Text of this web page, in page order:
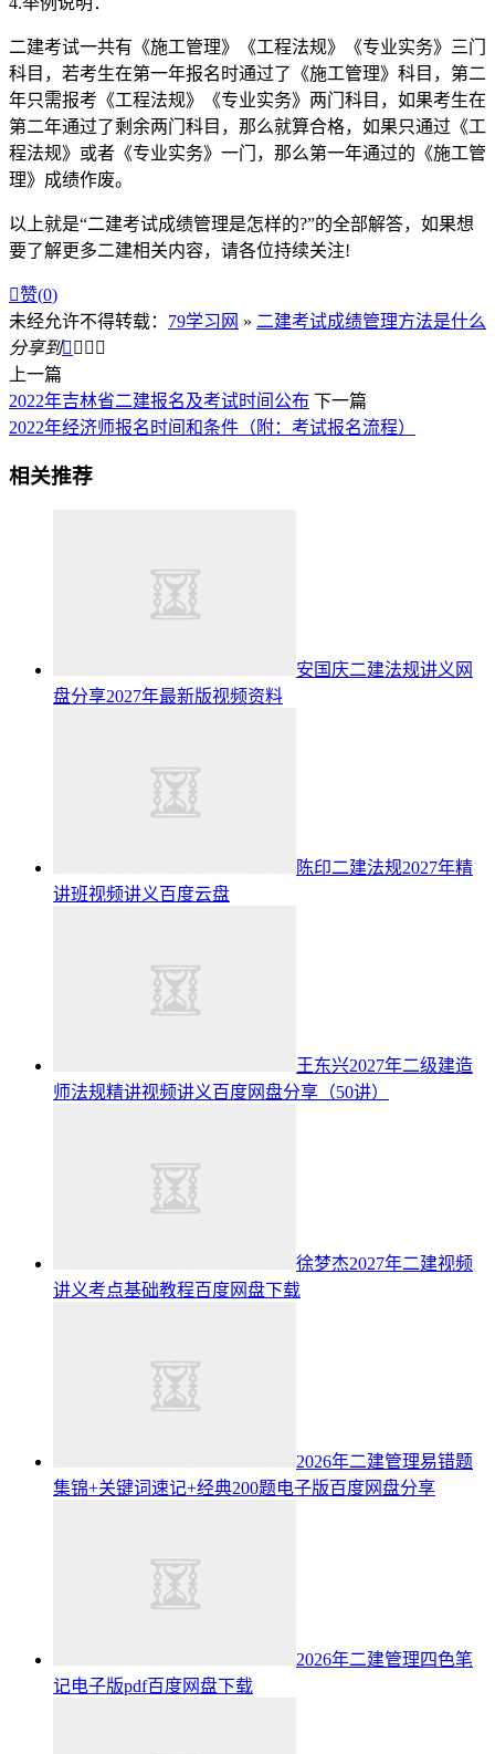
二建考试一共有《施工管理》《工程法规》《专业实务》三门
科目，若考生在第一年报名时通过了《施工管理》科目，第二
年只需报考《工程法规》《专业实务》两门科目，如果考生在
第二年通过了剩余两门科目，那么就算合格，如果只通过《工
程法规》或者《专业实务》一门，那么第一年通过的《施工管
理》成绩作废。
以上就是“二建考试成绩管理是怎样的?”的全部解答，如果想
要了解更多二建相关内容，请各位持续关注!
赞(0)
未经允许不得转载： 79学习网 » 二建考试成绩管理方法是什么
分享到   
上一篇
2022年吉林省二建报名及考试时间公布 下一篇
2022年经济师报名时间和条件（附：考试报名流程）
相关推荐
安国庆二建法规讲义网
盘分享2027年最新版视频资料
陈印二建法规2027年精
讲班视频讲义百度云盘
王东兴2027年二级建造
师法规精讲视频讲义百度网盘分享（50讲）
徐梦杰2027年二建视频
讲义考点基础教程百度网盘下载
2026年二建管理易错题
集锦+关键词速记+经典200题电子版百度网盘分享
2026年二建管理四色笔
记电子版pdf百度网盘下载